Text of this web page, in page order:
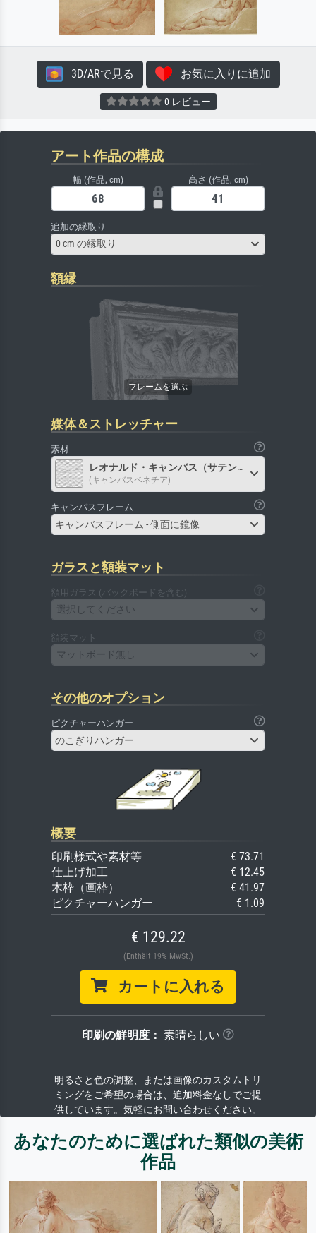
3D/ARで見る お気に入りに追加
0 レビュー
アート作品の構成
幅 (作品, cm) 高さ (作品, cm)
追加の縁取り
0 cm の縁取り
額縁
媒体＆ストレッチャー
素材
レオナルド・キャンバス（サテン）
(キャンバスベネチア)
キャンバスフレーム
キャンバスフレーム - 側面に鏡像
ガラスと額装マット
額用ガラス (バックボードを含む)
選択してください
額装マット
マットボード無し
その他のオプション
ピクチャーハンガー
のこぎりハンガー
概要
印刷様式や素材等
€ 73.71
仕上げ加工
€ 12.45
木枠（画枠）
€ 41.97
ピクチャーハンガー
€ 1.09
€ 129.22
(Enthält 19% MwSt.)
カートに入れる
印刷の鮮明度： 素晴らしい
明るさと色の調整、または画像のカスタムトリ
ミングをご希望の場合は、追加料金なしでご提
供しています。気軽にお問い合わせください。
あなたのために選ばれた類似の美術
作品